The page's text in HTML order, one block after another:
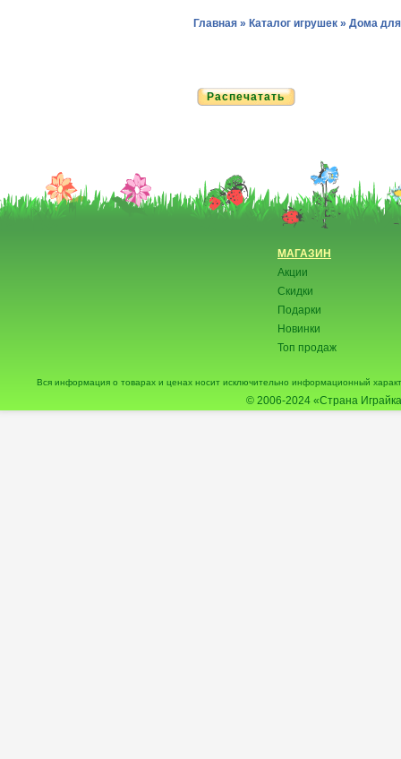
Главная » Каталог игрушек » Дома для
Распечатать
МАГАЗИН
Акции
Скидки
Подарки
Новинки
Топ продаж
Вся информация о товарах и ценах носит исключительно информационный
© 2006-2024 «Страна